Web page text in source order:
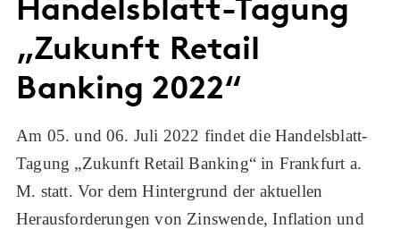
Handelsblatt-Tagung
„Zukunft Retail
Banking 2022“
Am 05. und 06. Juli 2022 findet die Handelsblatt-
Tagung „Zukunft Retail Banking“ in Frankfurt a.
M. statt. Vor dem Hintergrund der aktuellen
Herausforderungen von Zinswende, Inflation und